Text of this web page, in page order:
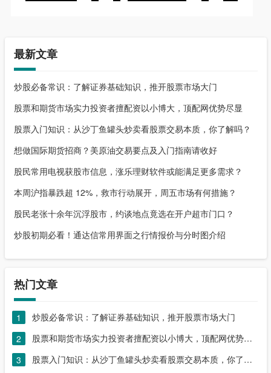
最新文章
炒股必备常识：了解证券基础知识，推开股票市场大门
股票和期货市场实力投资者擅配资以小博大，顶配网优势尽显
股票入门知识：从沙丁鱼罐头炒卖看股票交易本质，你了解吗？
想做国际期货招商？美原油交易要点及入门指南请收好
股民常用电视获股市信息，涨乐理财软件或能满足更多需求？
本周沪指暴跌超 12%，救市行动展开，周五市场有何措施？
股民老张十余年沉浮股市，约谈地点竟选在开户超市门口？
炒股初期必看！通达信常用界面之行情报价与分时图介绍
热门文章
1
炒股必备常识：了解证券基础知识，推开股票市场大门
2
股票和期货市场实力投资者擅配资以小博大，顶配网优势尽显
3
股票入门知识：从沙丁鱼罐头炒卖看股票交易本质，你了解吗？